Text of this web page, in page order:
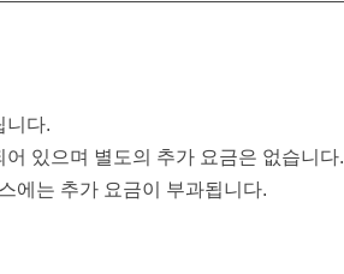
니다.
있으며 별도의 추가 요금은 없습니다.
에는 추가 요금이 부과됩니다.